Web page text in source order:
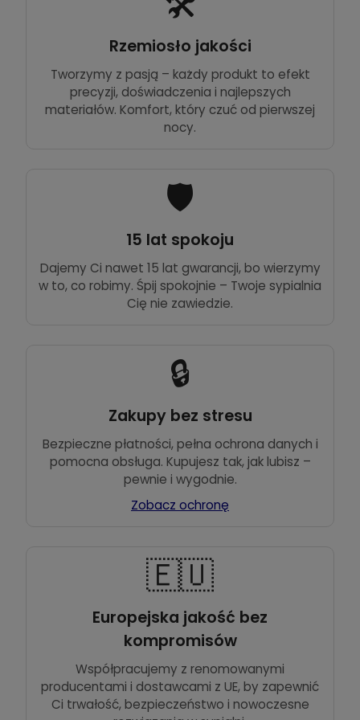
Rzemiosło jakości
Tworzymy z pasją – każdy produkt to efekt
precyzji, doświadczenia i najlepszych
materiałów. Komfort, który czuć od pierwszej
nocy.
🛡️
15 lat spokoju
Dajemy Ci nawet 15 lat gwarancji, bo wierzymy
w to, co robimy. Śpij spokojnie – Twoje sypialnia
Cię nie zawiedzie.
🔒
Zakupy bez stresu
Bezpieczne płatności, pełna ochrona danych i
pomocna obsługa. Kupujesz tak, jak lubisz –
pewnie i wygodnie.
Zobacz ochronę
🇪🇺
Europejska jakość bez
kompromisów
Współpracujemy z renomowanymi
producentami i dostawcami z UE, by zapewnić
Ci trwałość, bezpieczeństwo i nowoczesne